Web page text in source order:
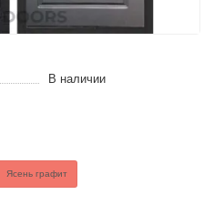
В наличии
Ясень графит